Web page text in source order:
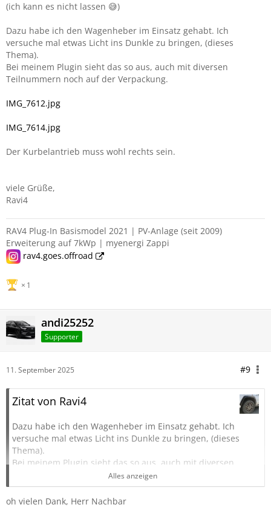
(ich kann es nicht lassen 😅)
Dazu habe ich den Wagenheber im Einsatz gehabt. Ich
versuche mal etwas Licht ins Dunkle zu bringen, (dieses
Thema).
Bei meinem Plugin sieht das so aus, auch mit diversen
Teilnummern noch auf der Verpackung.
IMG_7612.jpg
IMG_7614.jpg
Der Kurbelantrieb muss wohl rechts sein.
viele Grüße,
Ravi4
RAV4 Plug-In Basismodel 2021 | PV-Anlage (seit 2009)
Erweiterung auf 7kWp | myenergi Zappi
rav4.goes.offroad
1
andi25252
Supporter
11. September 2025 #9
Zitat von Ravi4
Dazu habe ich den Wagenheber im Einsatz gehabt. Ich
versuche mal etwas Licht ins Dunkle zu bringen, (dieses
Thema).
Bei meinem Plugin sieht das so aus, auch mit diversen
Teilnummern noch auf der Verpackung.
Alles anzeigen
oh vielen Dank, Herr Nachbar